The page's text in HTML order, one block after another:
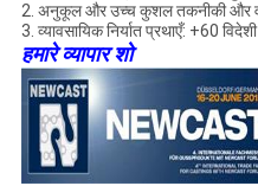
2. अनुकूल और उच्च कुशल तकनीकी और
3. व्यावसायिक निर्यात प्रथाएँ: +60
हमारे व्यापार शो